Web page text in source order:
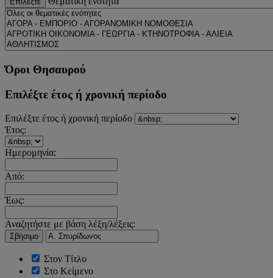
Όροι Θησαυρού
Επιλέξτε έτος ή χρονική περίοδο
Επιλέξτε έτος ή χρονική περίοδο
Έτος:
Ημερομηνία:
Από:
Έως:
Αναζητήστε με βάση λέξη/λέξεις:
Σβήσιμο
Στον Τίτλο
Στο Κείμενο